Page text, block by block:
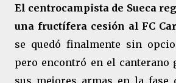
El centrocampista de Sueca
una fructífera cesión al FC
se quedó finalmente sin
pero encontró en el canterano